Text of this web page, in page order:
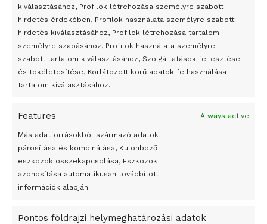
kiválasztásához, Profilok létrehozása személyre szabott
hirdetés érdekében, Profilok használata személyre szabott
hirdetés kiválasztásához, Profilok létrehozása tartalom
személyre szabásához, Profilok használata személyre
szabott tartalom kiválasztásához, Szolgáltatások fejlesztése
és tökéletesítése, Korlátozott körű adatok felhasználása
tartalom kiválasztásához.
Features Always active
Más adatforrásokból származó adatok
párosítása és kombinálása, Különböző
eszközök összekapcsolása, Eszközök
azonosítása automatikusan továbbított
információk alapján.
Pontos földrajzi helymeghatározási adatok
Átmenetileg szünetelnek az összecsapások Bahmutnál
Egy vagyonért adták el Banksy művét miután elégették.
Az 1950-ben elhunyt alkotók művei szabadon
felhasználhatóvá válnak
Megváltoztatják a montenegrói egyházügyi törvény
Peking – A visegrádi országok zsidó kulturális örökségét
bemutató fotókiállítás nyílt
Megveszi az osztrák Wienerberger az amerikai Meridian
Bricket
A Startup Campus egyetemi programjainak legjobbjai az
A Ringo Starr új albummal jelentkezik